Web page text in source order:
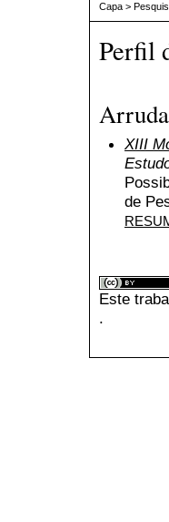
Capa >
Perfil
XIII
de
Este
.